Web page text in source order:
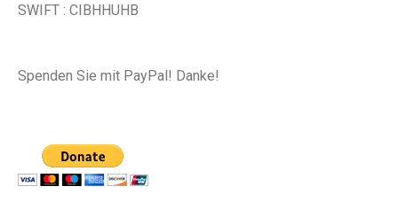
SWIFT : CIBHHUHB
Spenden Sie mit PayPal! Danke!